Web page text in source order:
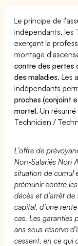
Le principe de
indépendants, les
exerçant la
montage
contre des pertes
des maladies. Les
indépendants
proches (conjoint
mortel. Un
Technicien /
L’offre de
Non-Salariés Non
situation de cumul
prémunir contre
décès et d’arrêt
capital, d’une
cas. Les garanties
ans sous réserve
cessent, en ce qui